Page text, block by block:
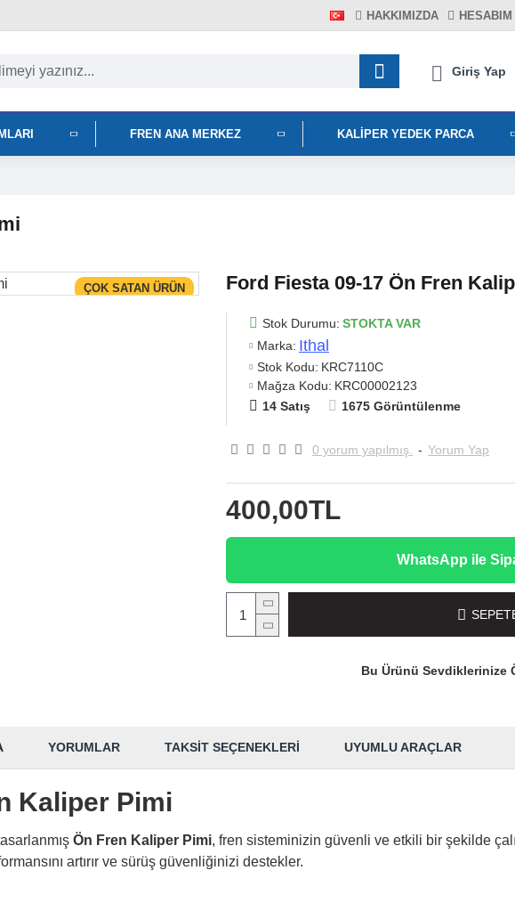
HAKKIMIZDA HESABIM
Giriş Yap
FREN ANA MERKEZ KALIPER YEDEK PARCA
ÇOK SATAN ÜRÜN Ford Fiesta 09-17 Ön Fren
Stok Durumu: STOKTA VAR
Marka: Ithal
Stok Kodu: KRC7110C
Mağza Kodu: KRC00002123
14 Satış
1675 Görüntülenme
0 yorum yapılmış. - Yorum Yap
400,00TL
WhatsApp ile
Bu Ürünü Sevdiklerinize
YORUMLAR TAKSIT SEÇENEKLERI UYUMLU ARAÇLAR
Kaliper Pimi
Ön Fren Kaliper Pimi, fren sisteminizin güvenli ve etkili bir şekilde
artırır ve sürüş güvenliğinizi destekler.